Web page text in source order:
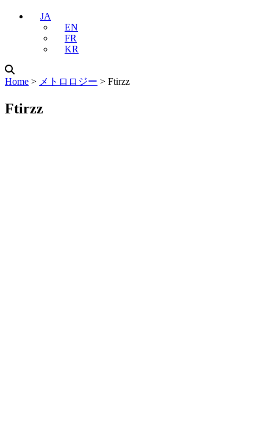
JA
EN
FR
KR
Home ˃ メトロロジー ˃ Ftirzz
Ftirzz